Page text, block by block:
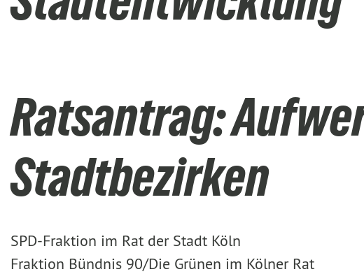
Ratsantrag:
Stadtbezirken
SPD-Fraktion im Rat der Stadt Köln
Fraktion Bündnis 90/Die Grünen im Kölner Rat